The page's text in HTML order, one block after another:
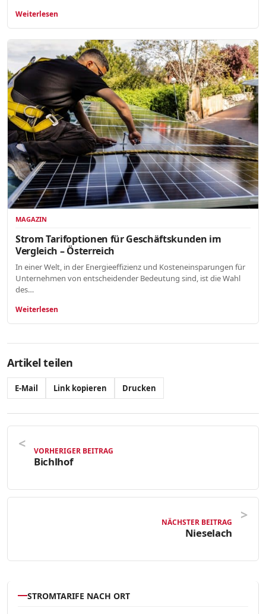
Weiterlesen
MAGAZIN
Strom Tarifoptionen für Geschäftskunden im
Vergleich – Österreich
In einer Welt, in der Energieeffizienz und Kosteneinsparungen für
Unternehmen von entscheidender Bedeutung sind, ist die Wahl
des…
Weiterlesen
Artikel teilen
E-Mail Link kopieren Drucken
VORHERIGER BEITRAG
Bichlhof
NÄCHSTER BEITRAG
Nieselach
STROMTARIFE NACH ORT